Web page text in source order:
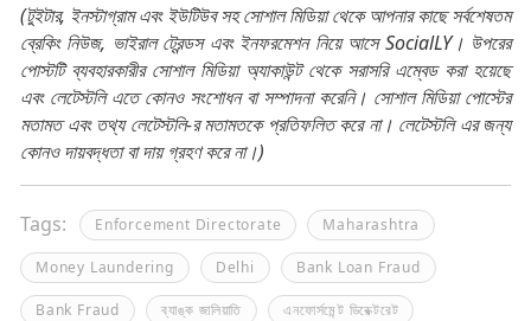
(টুইটার, ইনস্টাগ্রাম এবং ইউটিউব সহ সোশাল মিডিয়া থেকে আপনার কাছে সর্বশেষতম
ব্রেকিং নিউজ, ভাইরাল ট্রেন্ডস এবং ইনফরমেশন নিয়ে আসে SocialLY। উপরের
পোস্টটি ব্যবহারকারীর সোশাল মিডিয়া অ্যাকাউন্ট থেকে সরাসরি এম্বেড করা হয়েছে
এবং লেটেস্টলি এতে কোনও সংশোধন বা সম্পাদনা করেনি। সোশাল মিডিয়া পোস্টের
মতামত এবং তথ্য লেটেস্টলি-র মতামতকে প্রতিফলিত করে না। লেটেস্টলি এর জন্য
কোনও দায়বদ্ধতা বা দায় গ্রহণ করে না।)
Tags: Enforcement Directorate Maharashtra
Money Laundering Delhi Bank Loan Fraud
Bank Fraud ব্যাঙ্ক জালিয়াতি এনফোর্সমেন্ট ডিরেক্টরেট